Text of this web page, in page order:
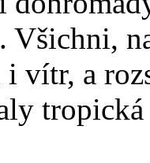
Všichni,
vítr, a